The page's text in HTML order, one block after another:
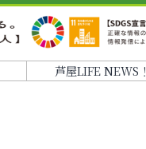
芦屋LIFE NEWS！